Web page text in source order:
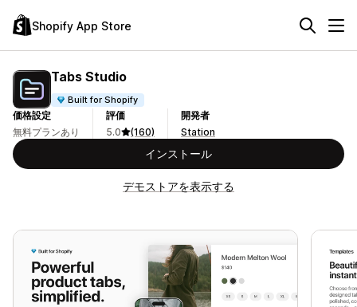
Shopify App Store
Tabs Studio
Built for Shopify
価格設定
無料プランあり
評価
5.0
(160)
開発者
Station
インストール
デモストアを表示する